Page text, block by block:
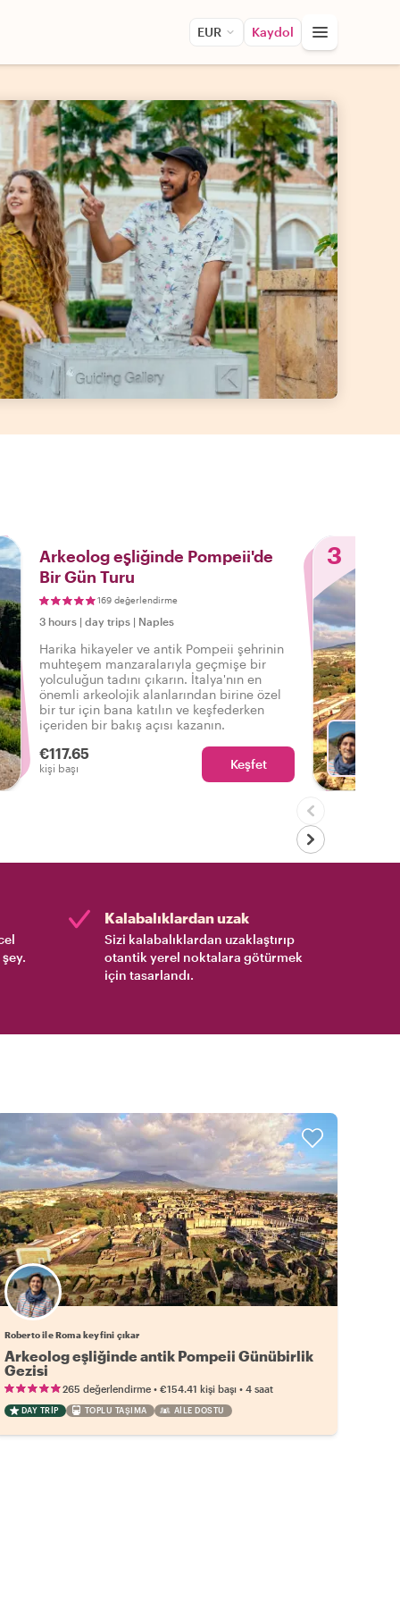
EUR Kaydol
Arkeolog eşliğinde Pompeii'de
Bir Gün Turu
169 değerlendirme
3 hours | day trips | Naples
Harika hikayeler ve antik Pompeii şehrinin
muhteşem manzaralarıyla geçmişe bir
yolculuğun tadını çıkarın. İtalya'nın en
önemli arkeolojik alanlarından birine özel
bir tur için bana katılın ve keşfederken
içeriden bir bakış açısı kazanın.
€117.65
kişi başı Keşfet
3
Kalabalıklardan uzak
Sizi kalabalıklardan uzaklaştırıp
otantik yerel noktalara götürmek
için tasarlandı.
Roberto ile Roma keyfini çıkar
Arkeolog eşliğinde antik Pompeii Günübirlik
Gezisi
265 değerlendirme• €154.41 kişi başı• 4 saat
DAY TRIP TOPLU TAŞIMA AILE DOSTU